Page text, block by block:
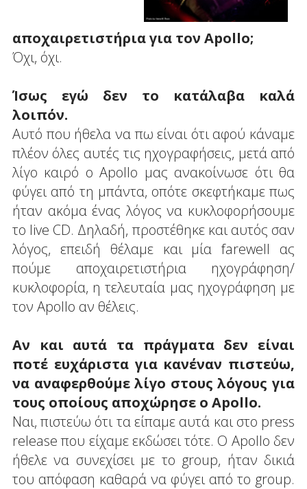
αποχαιρετιστήρια για τον Apollo;
Όχι, όχι.
Ίσως εγώ δεν το κατάλαβα καλά
λοιπόν.
Αυτό που ήθελα να πω είναι ότι αφού κάναμε
πλέον όλες αυτές τις ηχογραφήσεις, μετά από
λίγο καιρό ο Apollo μας ανακοίνωσε ότι θα
φύγει από τη μπάντα, οπότε σκεφτήκαμε πως
ήταν ακόμα ένας λόγος να κυκλοφορήσουμε
το live CD. Δηλαδή, προστέθηκε και αυτός σαν
λόγος, επειδή θέλαμε και μία farewell ας
πούμε αποχαιρετιστήρια ηχογράφηση/
κυκλοφορία, η τελευταία μας ηχογράφηση με
τον Apollo αν θέλεις.
Αν και αυτά τα πράγματα δεν είναι
ποτέ ευχάριστα για κανέναν πιστεύω,
να αναφερθούμε λίγο στους λόγους για
τους οποίους αποχώρησε ο Apollo.
Ναι, πιστεύω ότι τα είπαμε αυτά και στο press
release που είχαμε εκδώσει τότε. Ο Apollo δεν
ήθελε να συνεχίσει με το group, ήταν δικιά
του απόφαση καθαρά να φύγει από το group.